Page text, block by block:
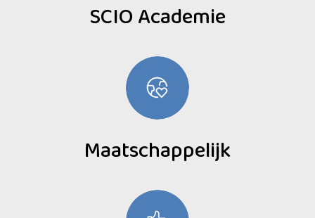
SCIO Academie
Maatschappelijk